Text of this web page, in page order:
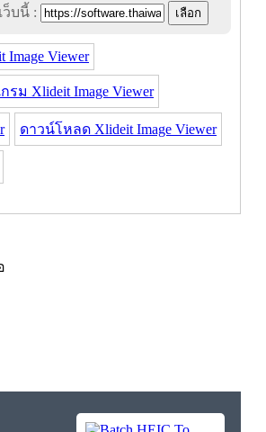
บนี้ :
Image Viewer
รม Xlideit Image Viewer
ดาวน์โหลด Xlideit Image Viewer